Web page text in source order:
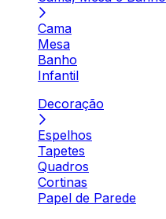
Cama
Mesa
Banho
Infantil
Decoração
Espelhos
Tapetes
Quadros
Cortinas
Papel de Parede